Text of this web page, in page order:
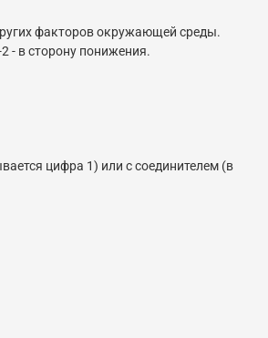
факторов окружающей среды.
- в сторону понижения.
цифра 1) или с соединителем (в